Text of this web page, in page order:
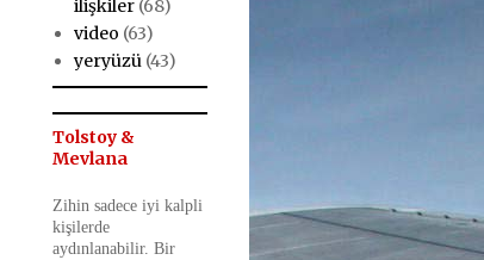
ilişkiler (68)
video (63)
yeryüzü (43)
Tolstoy &
Mevlana
Zihin sadece iyi kalpli
kişilerde
aydınlanabilir. Bir